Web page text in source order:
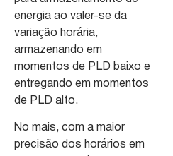
energia ao valer-se da
variação horária,
armazenando em
momentos de PLD baixo e
entregando em momentos
de PLD alto.
No mais, com a maior
precisão dos horários em